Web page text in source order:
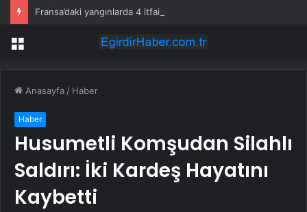
Fransa’daki yangınlarda 4 itfaiye eri hayatını kaybetti
Menü
Anasayfa / Haber
Haber
Husumetli Komşudan Silahlı
Saldırı: İki Kardeş Hayatını
Kaybetti